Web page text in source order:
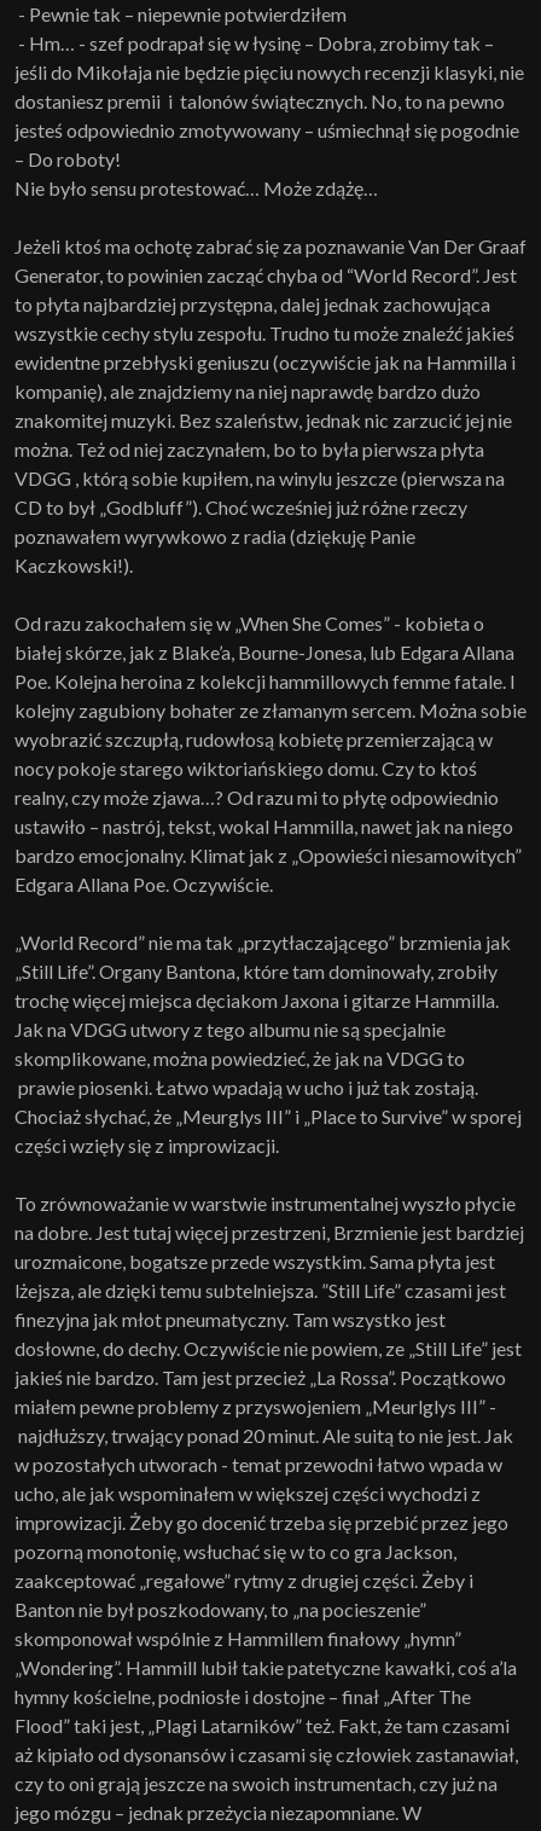
- Pewnie tak – niepewnie potwierdziłem
- Hm… - szef podrapał się w łysinę – Dobra, zrobimy tak –
jeśli do Mikołaja nie będzie pięciu nowych recenzji klasyki, nie
dostaniesz premii i talonów świątecznych. No, to na pewno
jesteś odpowiednio zmotywowany – uśmiechnął się pogodnie
– Do roboty!
Nie było sensu protestować… Może zdążę…
Jeżeli ktoś ma ochotę zabrać się za poznawanie Van Der Graaf
Generator, to powinien zacząć chyba od “World Record”. Jest
to płyta najbardziej przystępna, dalej jednak zachowująca
wszystkie cechy stylu zespołu. Trudno tu może znaleźć jakieś
ewidentne przebłyski geniuszu (oczywiście jak na Hammilla i
kompanię), ale znajdziemy na niej naprawdę bardzo dużo
znakomitej muzyki. Bez szaleństw, jednak nic zarzucić jej nie
można. Też od niej zaczynałem, bo to była pierwsza płyta
VDGG , którą sobie kupiłem, na winylu jeszcze (pierwsza na
CD to był „Godbluff”). Choć wcześniej już różne rzeczy
poznawałem wyrywkowo z radia (dziękuję Panie
Kaczkowski!).
Od razu zakochałem się w „When She Comes” - kobieta o
białej skórze, jak z Blake’a, Bourne-Jonesa, lub Edgara Allana
Poe. Kolejna heroina z kolekcji hammillowych femme fatale. I
kolejny zagubiony bohater ze złamanym sercem. Można sobie
wyobrazić szczupłą, rudowłosą kobietę przemierzającą w
nocy pokoje starego wiktoriańskiego domu. Czy to ktoś
realny, czy może zjawa…? Od razu mi to płytę odpowiednio
ustawiło – nastrój, tekst, wokal Hammilla, nawet jak na niego
bardzo emocjonalny. Klimat jak z „Opowieści niesamowitych”
Edgara Allana Poe. Oczywiście.
„World Record” nie ma tak „przytłaczającego” brzmienia jak
„Still Life”. Organy Bantona, które tam dominowały, zrobiły
trochę więcej miejsca dęciakom Jaxona i gitarze Hammilla.
Jak na VDGG utwory z tego albumu nie są specjalnie
skomplikowane, można powiedzieć, że jak na VDGG to
prawie piosenki. Łatwo wpadają w ucho i już tak zostają.
Chociaż słychać, że „Meurglys III” i „Place to Survive” w sporej
części wzięły się z improwizacji.
To zrównoważanie w warstwie instrumentalnej wyszło płycie
na dobre. Jest tutaj więcej przestrzeni, Brzmienie jest bardziej
urozmaicone, bogatsze przede wszystkim. Sama płyta jest
lżejsza, ale dzięki temu subtelniejsza. ”Still Life” czasami jest
finezyjna jak młot pneumatyczny. Tam wszystko jest
dosłowne, do dechy. Oczywiście nie powiem, ze „Still Life” jest
jakieś nie bardzo. Tam jest przecież „La Rossa”. Początkowo
miałem pewne problemy z przyswojeniem „Meurlglys III” -
najdłuższy, trwający ponad 20 minut. Ale suitą to nie jest. Jak
w pozostałych utworach - temat przewodni łatwo wpada w
ucho, ale jak wspominałem w większej części wychodzi z
improwizacji. Żeby go docenić trzeba się przebić przez jego
pozorną monotonię, wsłuchać się w to co gra Jackson,
zaakceptować „regałowe” rytmy z drugiej części. Żeby i
Banton nie był poszkodowany, to „na pocieszenie”
skomponował wspólnie z Hammillem finałowy „hymn”
„Wondering”. Hammill lubił takie patetyczne kawałki, coś a’la
hymny kościelne, podniosłe i dostojne – finał „After The
Flood” taki jest, „Plagi Latarników” też. Fakt, że tam czasami
aż kipiało od dysonansów i czasami się człowiek zastanawiał,
czy to oni grają jeszcze na swoich instrumentach, czy już na
jego mózgu – jednak przeżycia niezapomniane. W